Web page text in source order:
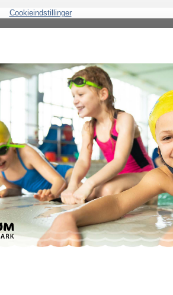
Cookieindstillinger